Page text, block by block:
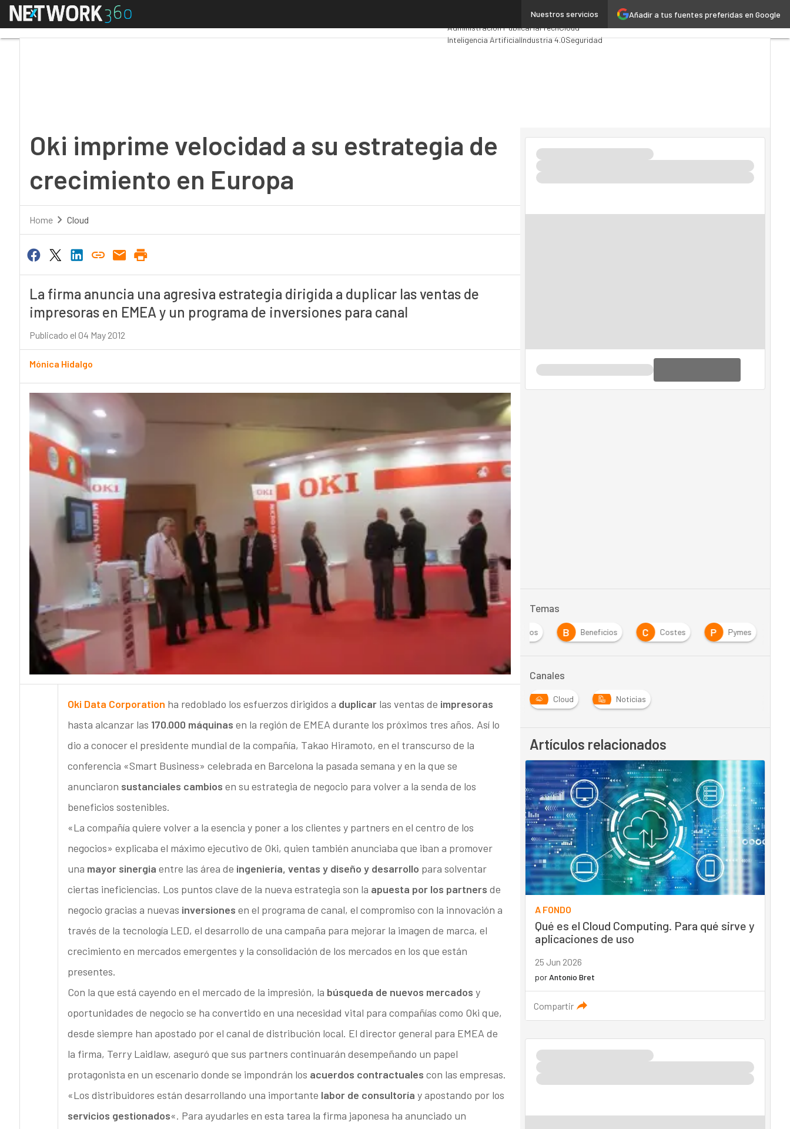
Añadir a tus fuentes preferidas en Google
Nuestros servicios
Menú
Analytics
Administración PúblicaMarTechCloud
Inteligencia ArtificialIndustria 4.0Seguridad
Oki imprime velocidad a su estrategia de
crecimiento en Europa
Home Cloud
La firma anuncia una agresiva estrategia dirigida a duplicar las ventas de
impresoras en EMEA y un programa de inversiones para canal
Publicado el 04 May 2012
Mónica Hidalgo
Oki Data Corporation ha redoblado los esfuerzos dirigidos a duplicarlas ventas de impresoras
hasta alcanzar las 170.000 máquinas en la región de EMEA durante los próximos tres años. Así lo
dio a conocer el presidente mundial de la compañía, Takao Hiramoto, en el transcurso de la
conferencia «Smart Business» celebrada en Barcelona la pasada semana y en la que se
anunciaron sustanciales cambios en su estrategia de negocio para volver a la senda de los
beneficios sostenibles.
«La compañía quiere volver a la esencia y poner a los clientes y partners en el centro de los
negocios» explicaba el máximo ejecutivo de Oki, quien también anunciaba que iban a promover
una mayor sinergia entre las área de ingeniería, ventas y diseño y desarrollo para solventar
ciertas ineficiencias. Los puntos clave de la nueva estrategia son la apuesta por los partners de
negocio gracias a nuevas inversiones en el programa de canal, el compromiso con la innovación a
través de la tecnología LED, el desarrollo de una campaña para mejorar la imagen de marca, el
crecimiento en mercados emergentes y la consolidación de los mercados en los que están
presentes.
Con la que está cayendo en el mercado de la impresión, la búsqueda de nuevos mercados y
oportunidades de negocio se ha convertido en una necesidad vital para compañías como Oki que,
desde siempre han apostado por el canal de distribución local. El director general para EMEA de
la firma, Terry Laidlaw, aseguró que sus partners continuarán desempeñando un papel
protagonista en un escenario donde se impondrán los acuerdos contractuales con las empresas.
«Los distribuidores están desarrollando una importante labor de consultoría y apostando por los
servicios gestionados«. Para ayudarles en esta tarea la firma japonesa ha anunciado un
Temas
Acuerdos B Beneficios C Costes P Pymes
Canales
Cloud Noticias
Artículos relacionados
A FONDO
Qué es el Cloud Computing. Para qué sirve y
aplicaciones de uso
25 Jun 2026
por Antonio Bret
Compartir